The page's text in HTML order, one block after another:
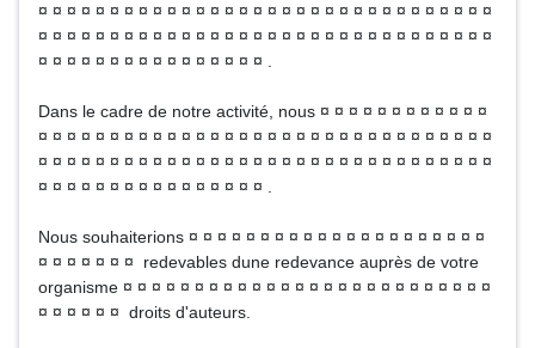
¤ ¤ ¤ ¤ ¤ ¤ ¤ ¤ ¤ ¤ ¤ ¤ ¤ ¤ ¤ ¤ ¤ ¤ ¤ ¤ ¤ ¤ ¤ ¤ ¤ ¤ ¤ ¤ ¤ ¤ ¤ ¤
¤ ¤ ¤ ¤ ¤ ¤ ¤ ¤ ¤ ¤ ¤ ¤ ¤ ¤ ¤ ¤ ¤ ¤ ¤ ¤ ¤ ¤ ¤ ¤ ¤ ¤ ¤ ¤ ¤ ¤ ¤ ¤
¤ ¤ ¤ ¤ ¤ ¤ ¤ ¤ ¤ ¤ ¤ ¤ ¤ ¤ ¤ ¤ .
Dans le cadre de notre activité, nous ¤ ¤ ¤ ¤ ¤ ¤ ¤ ¤ ¤ ¤ ¤ ¤
¤ ¤ ¤ ¤ ¤ ¤ ¤ ¤ ¤ ¤ ¤ ¤ ¤ ¤ ¤ ¤ ¤ ¤ ¤ ¤ ¤ ¤ ¤ ¤ ¤ ¤ ¤ ¤ ¤ ¤ ¤ ¤
¤ ¤ ¤ ¤ ¤ ¤ ¤ ¤ ¤ ¤ ¤ ¤ ¤ ¤ ¤ ¤ ¤ ¤ ¤ ¤ ¤ ¤ ¤ ¤ ¤ ¤ ¤ ¤ ¤ ¤ ¤ ¤
¤ ¤ ¤ ¤ ¤ ¤ ¤ ¤ ¤ ¤ ¤ ¤ ¤ ¤ ¤ ¤ .
Nous souhaiterions ¤ ¤ ¤ ¤ ¤ ¤ ¤ ¤ ¤ ¤ ¤ ¤ ¤ ¤ ¤ ¤ ¤ ¤ ¤ ¤ ¤
¤ ¤ ¤ ¤ ¤ ¤ ¤ redevables dune redevance auprès de votre
organisme ¤ ¤ ¤ ¤ ¤ ¤ ¤ ¤ ¤ ¤ ¤ ¤ ¤ ¤ ¤ ¤ ¤ ¤ ¤ ¤ ¤ ¤ ¤ ¤ ¤ ¤
¤ ¤ ¤ ¤ ¤ ¤ droits d'auteurs.